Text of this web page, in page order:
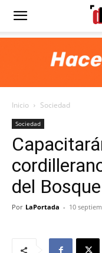
Diario
Portada
Inicio Sociedad
Sociedad
del Bosque
Por LaPortada - 10